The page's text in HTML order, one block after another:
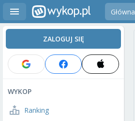
Główna
ZALOGUJ SIĘ
WYKOP
Ranking